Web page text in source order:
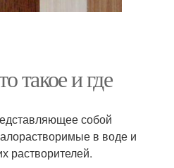
такое и где
собой
в воде и
растворителей.